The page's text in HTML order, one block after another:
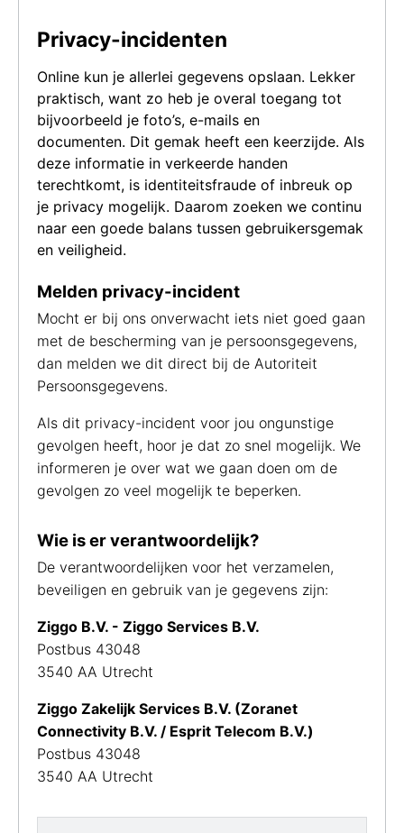
Privacy-incidenten
Online kun je allerlei gegevens opslaan. Lekker
praktisch, want zo heb je overal toegang tot
bijvoorbeeld je foto’s, e-mails en
documenten. Dit gemak heeft een keerzijde. Als
deze informatie in verkeerde handen
terechtkomt, is identiteitsfraude of inbreuk op
je privacy mogelijk. Daarom zoeken we continu
naar een goede balans tussen gebruikersgemak
en veiligheid.
Melden privacy-incident
Mocht er bij ons onverwacht iets niet goed gaan
met de bescherming van je persoonsgegevens,
dan melden we dit direct bij de Autoriteit
Persoonsgegevens.
Als dit privacy-incident voor jou ongunstige
gevolgen heeft, hoor je dat zo snel mogelijk. We
informeren je over wat we gaan doen om de
gevolgen zo veel mogelijk te beperken.
Wie is er verantwoordelijk?
De verantwoordelijken voor het verzamelen,
beveiligen en gebruik van je gegevens zijn:
Ziggo B.V. - Ziggo Services B.V.
Postbus 43048
3540 AA Utrecht
Ziggo Zakelijk Services B.V. (Zoranet
Connectivity B.V. / Esprit Telecom B.V.)
Postbus 43048
3540 AA Utrecht